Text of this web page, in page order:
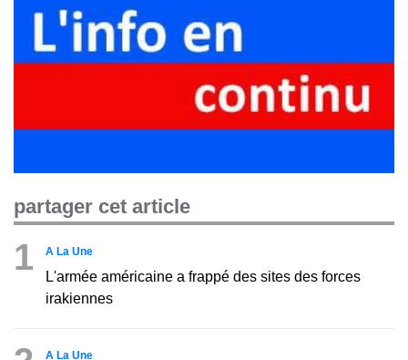
partager cet article
1 A La Une
L'armée américaine a frappé des sites des forces
irakiennes
A La Une